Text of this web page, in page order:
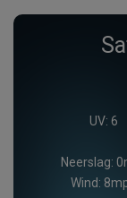
UV: 6
Neerslag:
Wind: